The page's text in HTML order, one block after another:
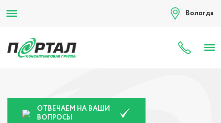
Вологда
8
ОТВЕЧАЕМ НА ВАШИ
ВОПРОСЫ